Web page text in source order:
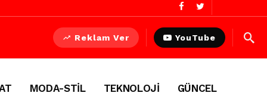
Reklam Ver YouTube
MODA-STİL TEKNOLOJİ
GÜNCEL